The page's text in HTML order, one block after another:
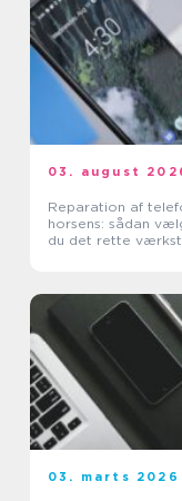
03. august
Reparation af
horsens: sådan
du det rette
03. marts 2026